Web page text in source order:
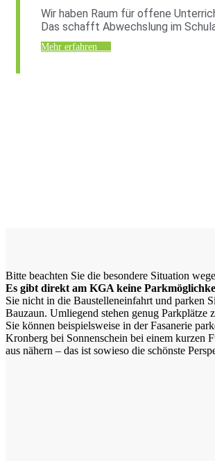
Wir haben Raum für offene
Das schafft Abwechslung im
Mehr erfahren
Bitte beachten Sie die besondere Situation
Es gibt direkt am KGA keine
Sie nicht in die Baustelleneinfahrt und parken
Bauzaun. Umliegend stehen genug Parkplätze
Sie können beispielsweise in der Fasanerie
Kronberg bei Sonnenschein bei einem kurzen
aus nähern – das ist sowieso die schönste